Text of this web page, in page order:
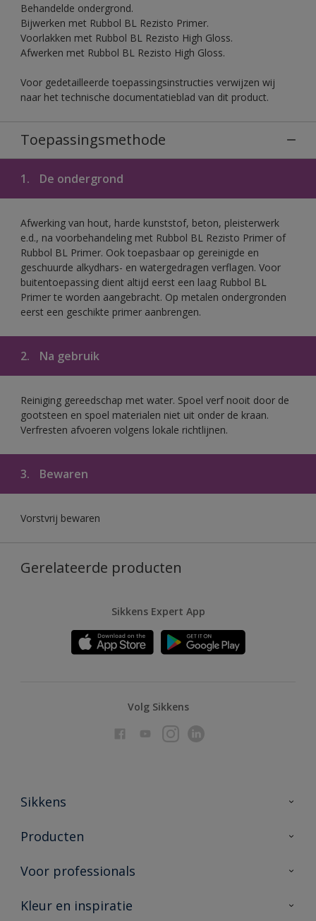
Behandelde ondergrond.
Bijwerken met Rubbol BL Rezisto Primer.
Voorlakken met Rubbol BL Rezisto High Gloss.
Afwerken met Rubbol BL Rezisto High Gloss.
Voor gedetailleerde toepassingsinstructies verwijzen wij
naar het technische documentatieblad van dit product.
Toepassingsmethode
1. De ondergrond
Afwerking van hout, harde kunststof, beton, pleisterwerk
e.d., na voorbehandeling met Rubbol BL Rezisto Primer of
Rubbol BL Primer. Ook toepasbaar op gereinigde en
geschuurde alkydhars- en watergedragen verflagen. Voor
buitentoepassing dient altijd eerst een laag Rubbol BL
Primer te worden aangebracht. Op metalen ondergronden
eerst een geschikte primer aanbrengen.
2. Na gebruik
Reiniging gereedschap met water. Spoel verf nooit door de
gootsteen en spoel materialen niet uit onder de kraan.
Verfresten afvoeren volgens lokale richtlijnen.
3. Bewaren
Vorstvrij bewaren
Gerelateerde producten
Sikkens Expert App
Volg Sikkens
Sikkens
Over Sikkens
Duurzaamheid
Producten
Producten voor binnen
Vind je verkooppunt
Voor professionals
Advies & service
Kleur en inspiratie